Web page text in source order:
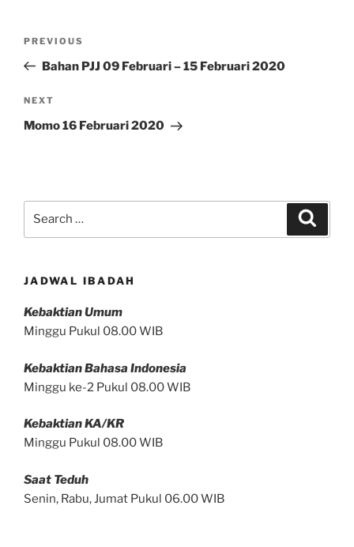
Previous
Post
PREVIOUS
Bahan PJJ 09 Februari – 15 Februari 2020
Next
Post
NEXT
Momo 16 Februari 2020
JADWAL IBADAH
Kebaktian Umum
Minggu Pukul 08.00 WIB
Kebaktian Bahasa Indonesia
Minggu ke-2 Pukul 08.00 WIB
Kebaktian KA/KR
Minggu Pukul 08.00 WIB
Saat Teduh
Senin, Rabu, Jumat Pukul 06.00 WIB